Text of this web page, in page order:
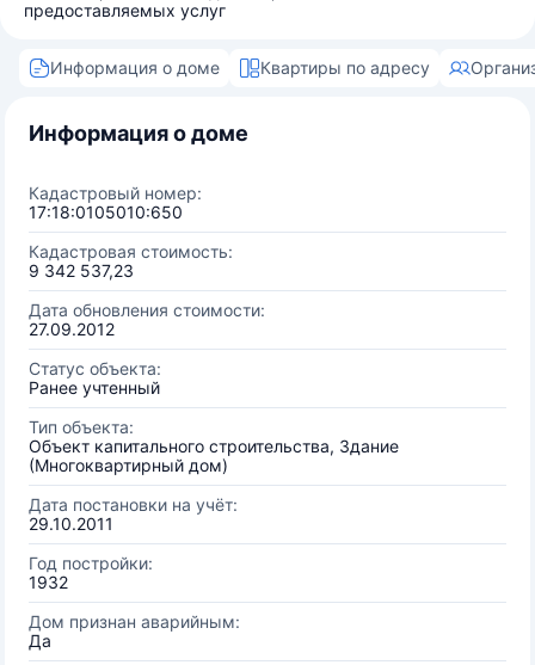
предоставляемых услуг
Информация о доме Квартиры по адресу
Информация о доме
Кадастровый номер:
17:18:0105010:650
Кадастровая стоимость:
9 342 537,23
Дата обновления стоимости:
27.09.2012
Статус объекта:
Ранее учтенный
Тип объекта:
Объект капитального строительства, Здание
(Многоквартирный дом)
Дата постановки на учёт:
29.10.2011
Год постройки:
1932
Дом признан аварийным:
Да